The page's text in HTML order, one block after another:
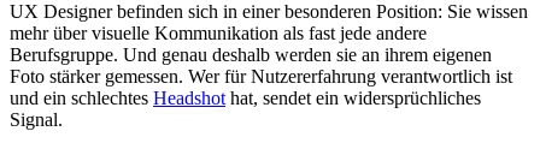
UX Designer befinden sich in einer besonderen Position: Sie wissen
mehr über visuelle Kommunikation als fast jede andere
Berufsgruppe. Und genau deshalb werden sie an ihrem eigenen
Foto stärker gemessen. Wer für Nutzererfahrung verantwortlich ist
und ein schlechtes Headshot hat, sendet ein widersprüchliches
Signal.